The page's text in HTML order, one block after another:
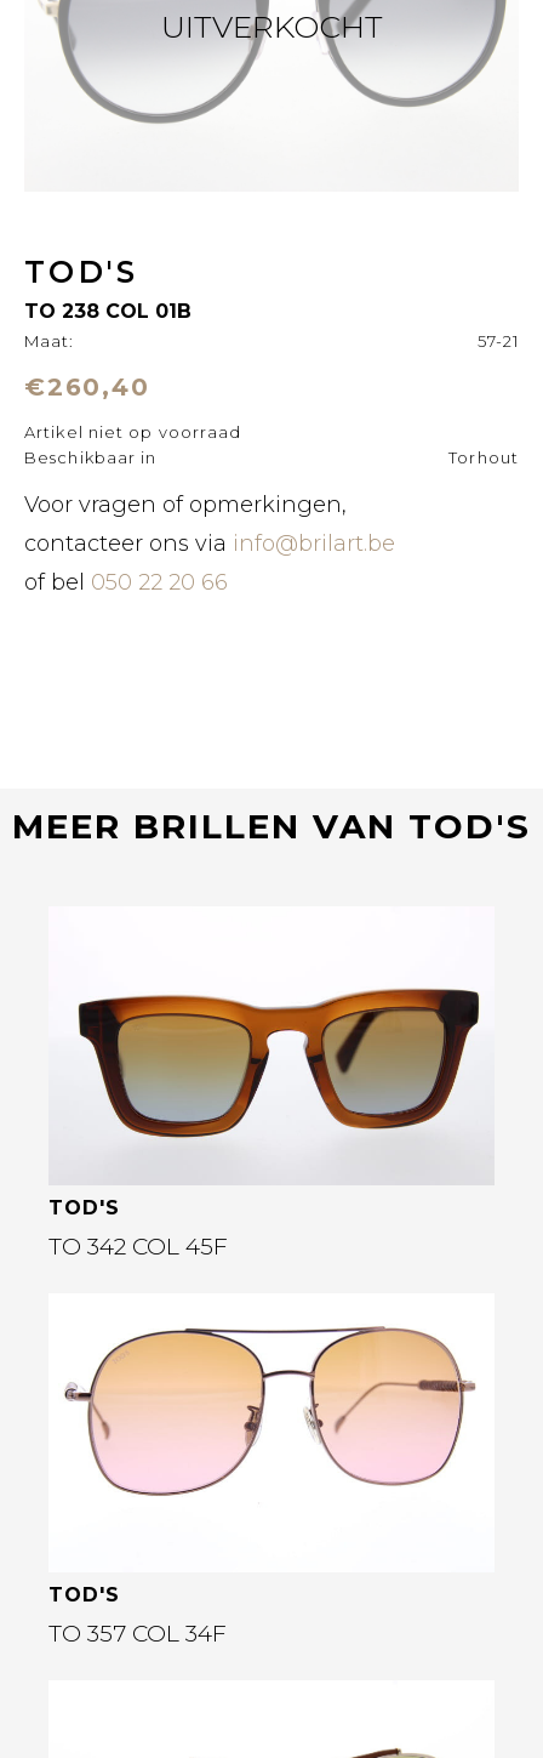
UITVERKOCHT
TOD'S
TO 238 COL 01B
Maat: 57-21
€260,40
Artikel niet op voorraad
Beschikbaar in
Torhout
Voor vragen of opmerkingen,
contacteer ons via info@brilart.be
of bel 050 22 20 66
MEER BRILLEN VAN TOD'S
TOD'S
TO 342 COL 45F
Bekijk deze bril
TOD'S
TO 357 COL 34F